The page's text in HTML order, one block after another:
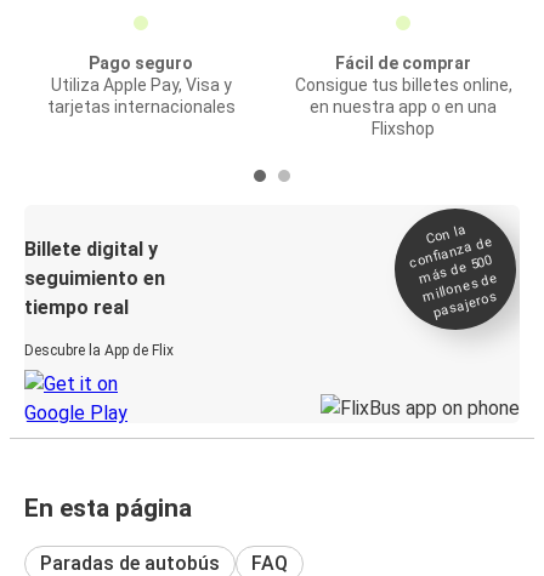
Pago seguro
Utiliza Apple Pay, Visa y
tarjetas internacionales
Fácil de comprar
Consigue tus billetes online,
en nuestra app o en una
Flixshop
Billete digital y
seguimiento en
tiempo real
Descubre la App de Flix
Con la
confianza de
más de 500
millones de
pasajeros
En esta página
Paradas de autobús FAQ